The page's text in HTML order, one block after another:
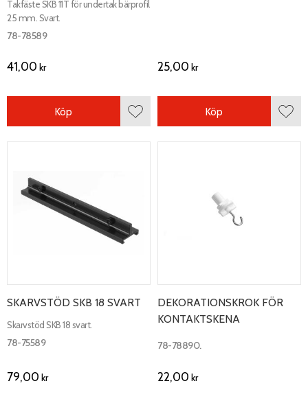
Takfäste SKB 11T för undertak bärprofil
25 mm. Svart.
78-78589
41,00 kr
Lägg till i favoriter
Köp
25,00 kr
Köp
SKARVSTÖD SKB 18 SVART
Skarvstöd SKB 18 svart.
78-75589
79,00 kr
DEKORATIONSKROK FÖR
KONTAKTSKENA
78-78890.
22,00 kr